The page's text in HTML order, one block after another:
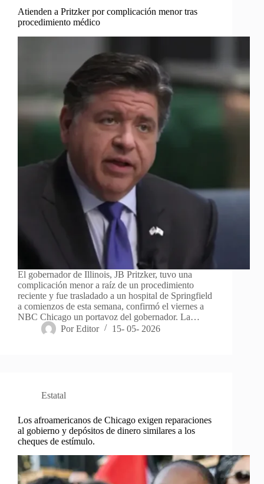
Atienden a Pritzker por complicación menor tras
procedimiento médico
El gobernador de Illinois, JB Pritzker, tuvo una
complicación menor a raíz de un procedimiento
reciente y fue trasladado a un hospital de Springfield
a comienzos de esta semana, confirmó el viernes a
NBC Chicago un portavoz del gobernador. La…
Por Editor 15- 05- 2026
Estatal
Los afroamericanos de Chicago exigen reparaciones
al gobierno y depósitos de dinero similares a los
cheques de estímulo.